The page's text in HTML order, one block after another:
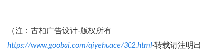
（注：古柏广告设计-版权所有
https://www.goobai.com/qiyehuace/302.html-转载请注明出